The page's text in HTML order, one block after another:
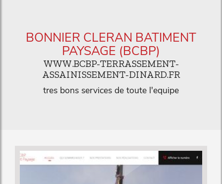
BONNIER CLERAN BATIMENT
PAYSAGE (BCBP)
WWW.BCBP-TERRASSEMENT-
ASSAINISSEMENT-DINARD.FR
tres bons services de toute l'equipe